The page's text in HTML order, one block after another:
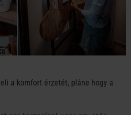
a komfort érzetét, pláne hogy a